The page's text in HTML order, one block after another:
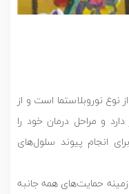
از نوع نوروبلاستما است و از
دارد و مراحل درمان خود را
انجام پیوند سلول‌های
زمینه حمایت‌های همه جانبه